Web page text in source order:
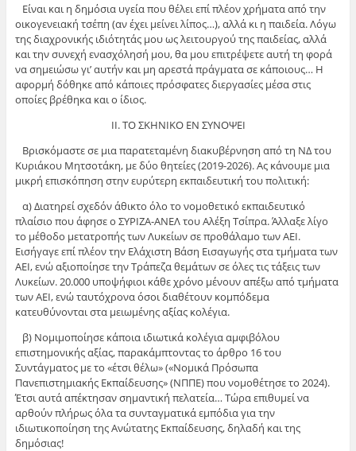
Είναι και η δημόσια υγεία που θέλει επί πλέον χρήματα από την
οικογενειακή τσέπη (αν έχει μείνει λίπος…), αλλά κι η παιδεία. Λόγω
της διαχρονικής ιδιότητάς μου ως λειτουργού της παιδείας, αλλά
και την συνεχή ενασχόλησή μου, θα μου επιτρέψετε αυτή τη φορά
να σημειώσω γι’ αυτήν και μη αρεστά πράγματα σε κάποιους… Η
αφορμή δόθηκε από κάποιες πρόσφατες διεργασίες μέσα στις
οποίες βρέθηκα και ο ίδιος.
ΙΙ. ΤΟ ΣΚΗΝΙΚΟ ΕΝ ΣΥΝΟΨΕΙ
Βρισκόμαστε σε μια παρατεταμένη διακυβέρνηση από τη ΝΔ του
Κυριάκου Μητσοτάκη, με δύο θητείες (2019-2026). Ας κάνουμε μια
μικρή επισκόπηση στην ευρύτερη εκπαιδευτική του πολιτική:
α) Διατηρεί σχεδόν άθικτο όλο το νομοθετικό εκπαιδευτικό
πλαίσιο που άφησε ο ΣΥΡΙΖΑ-ΑΝΕΛ του Αλέξη Τσίπρα. Άλλαξε λίγο
το μέθοδο μετατροπής των Λυκείων σε προθάλαμο των ΑΕΙ.
Εισήγαγε επί πλέον την Ελάχιστη Βάση Εισαγωγής στα τμήματα των
ΑΕΙ, ενώ αξιοποίησε την Τράπεζα θεμάτων σε όλες τις τάξεις των
Λυκείων. 20.000 υποψήφιοι κάθε χρόνο μένουν απέξω από τμήματα
των ΑΕΙ, ενώ ταυτόχρονα όσοι διαθέτουν κομπόδεμα
κατευθύνονται στα μειωμένης αξίας κολέγια.
β) Νομιμοποίησε κάποια ιδιωτικά κολέγια αμφιβόλου
επιστημονικής αξίας, παρακάμπτοντας το άρθρο 16 του
Συντάγματος με το «έτσι θέλω» («Νομικά Πρόσωπα
Πανεπιστημιακής Εκπαίδευσης» (ΝΠΠΕ) που νομοθέτησε το 2024).
Έτσι αυτά απέκτησαν σημαντική πελατεία… Τώρα επιθυμεί να
αρθούν πλήρως όλα τα συνταγματικά εμπόδια για την
ιδιωτικοποίηση της Ανώτατης Εκπαίδευσης, δηλαδή και της
δημόσιας!